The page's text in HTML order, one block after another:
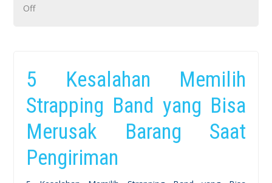
Offon
Band
Kebutuhan
Pengiriman
5 Kesalahan Memilih
Strapping Band yang Bisa
Merusak Barang Saat
Pengiriman